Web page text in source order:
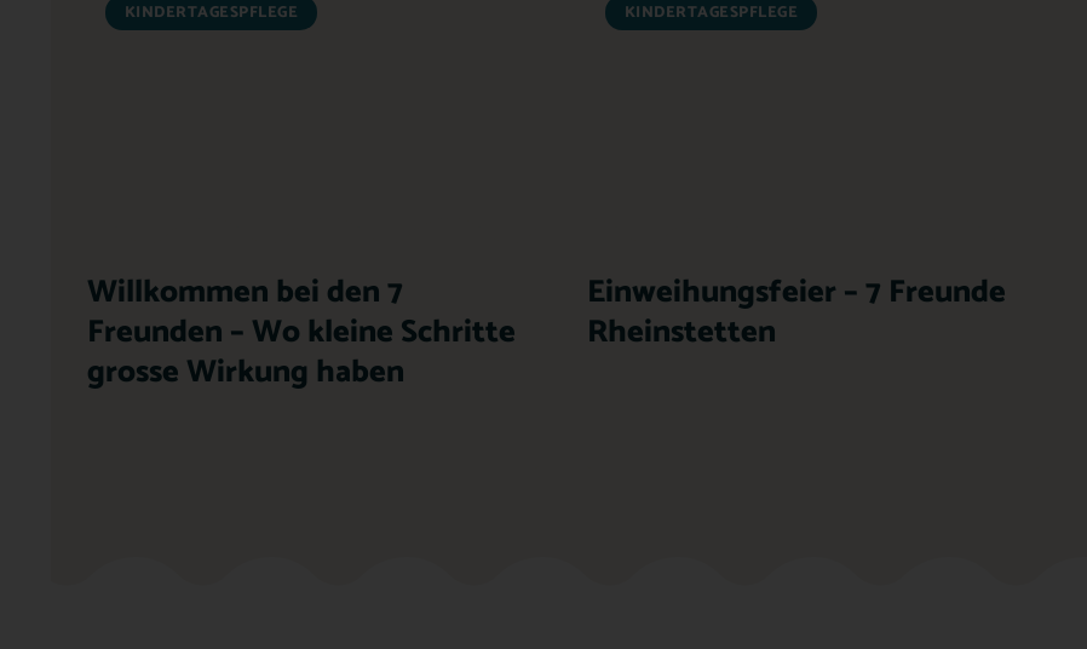
KINDERTAGESPFLEGE
Willkommen bei den 7
Freunden – Wo kleine Schritte
grosse Wirkung haben
KINDERTAGESPFLEGE
Einweihungsfeier – 7 Freunde
Rheinstetten